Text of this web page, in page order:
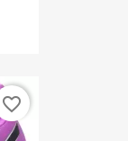
favorite_border